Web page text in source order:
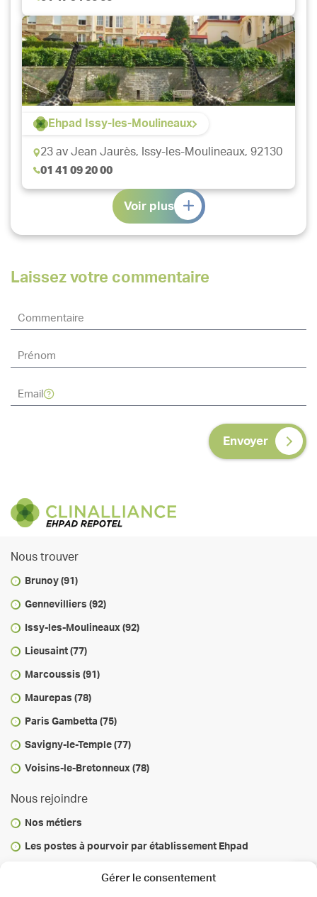
Gérer le consentement
Ehpad Issy-les-Moulineaux
23 av Jean Jaurès, Issy-les-Moulineaux, 92130
01 41 09 20 00
Voir plus
Laissez votre commentaire
Envoyer
Nous trouver
Brunoy (91)
Gennevilliers (92)
Issy-les-Moulineaux (92)
Lieusaint (77)
Marcoussis (91)
Maurepas (78)
Paris Gambetta (75)
Savigny-le-Temple (77)
Voisins-le-Bretonneux (78)
Nous rejoindre
Nos métiers
Les postes à pourvoir par établissement Ehpad